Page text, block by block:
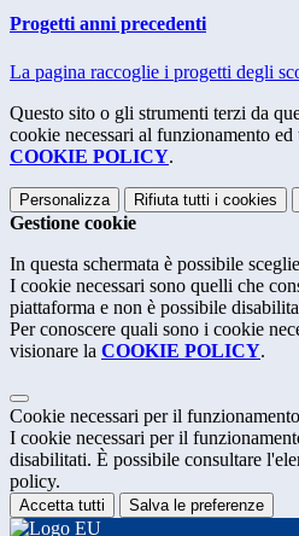
Progetti anni precedenti
La pagina raccoglie i progetti degli
Questo sito o gli strumenti terzi da
cookie necessari al funzionamento
COOKIE POLICY.
Personalizza Rifiuta tutti i cookies
Gestione cookie
In questa schermata è possibile
I cookie necessari sono quelli che
piattaforma e non è possibile
Per conoscere quali sono i cookie
visionare la COOKIE POLICY.
Cookie necessari per il funzionamento
I cookie necessari per il
disabilitati. È possibile consultare
policy.
Accetta tutti Salva le preferenze